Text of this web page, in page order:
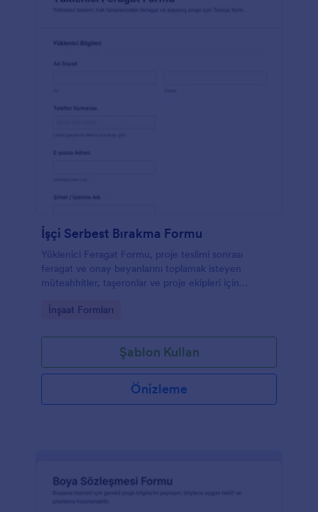
İşçi Serbest Bırakma Formu
Yüklenici Feragat Formu, proje teslimi sonrası
feragat ve onay beyanlarını toplamak isteyen
müteahhitler, taşeronlar ve proje ekipleri için
şablonudur.
Go to Category:
İnşaat Formları
Şablon Kullan
Önizleme